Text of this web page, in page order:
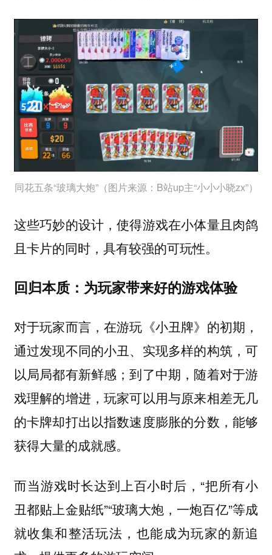
同花五条“玻璃大炮”（图片来源：B站up主“小小小晓zx”）
这些巧妙的设计，使得游戏在小体量且肉鸽
且卡片的同时，具有较强的可玩性。
回归本质：为玩家带来好的游戏体验
对于玩家而言，在游玩《小丑牌》的初期，
通过发现不同的小丑、实现多样的构筑，可
以局局都有新鲜感；到了中期，随着对于游
戏理解的增进，玩家可以用与原来相差无几
的卡牌却打出以指数速度膨胀的分数，能够
获得大量的成就感。
而当游戏时长达到上百小时后，“把所有小
丑都贴上金贴纸”“玻璃大炮，一炮百亿”等成
就收集和整活玩法，也能成为玩家的新追